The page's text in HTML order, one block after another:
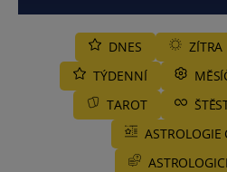
DNES ZÍTRA
TÝDENNÍ
TAROT
ASTROLOGIE